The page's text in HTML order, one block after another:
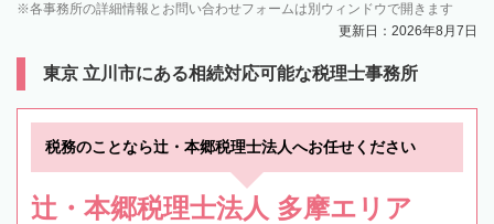
各事務所の詳細情報とお問い合わせフォームは別ウィンドウで開きます
更新日：2026年8月7日
東京 立川市にある相続対応可能な税理士事務所
税務のことなら辻・本郷税理士法人へお任せください
辻・本郷税理士法人 多摩エリア